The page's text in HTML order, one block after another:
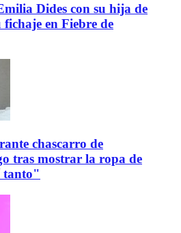
Dides con su hija de
fichaje en Fiebre de
chascarro de
tras mostrar la ropa de
tanto"